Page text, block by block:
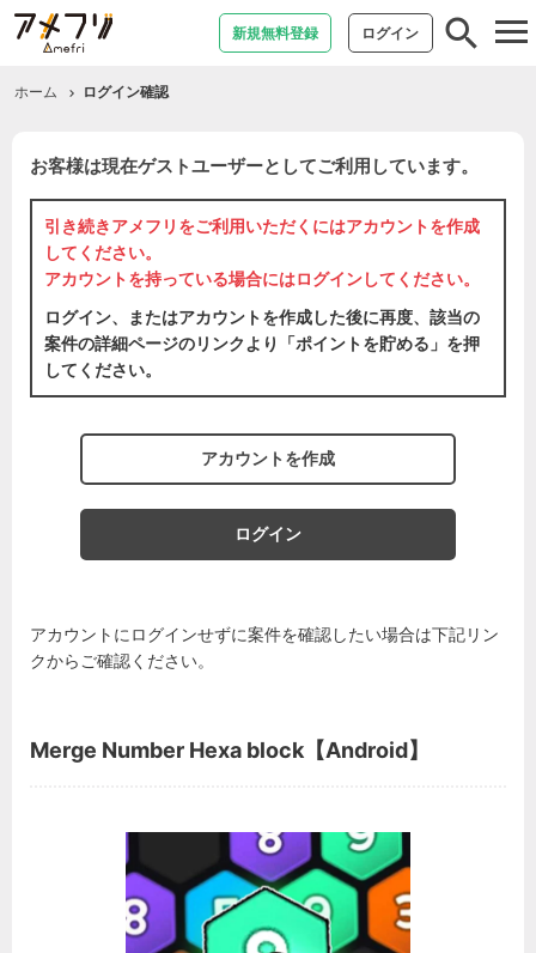
新規無料登録 ログイン
ホーム ログイン確認
お客様は現在ゲストユーザーとしてご利用しています。
引き続きアメフリをご利用いただくにはアカウントを作成
してください。
アカウントを持っている場合にはログインしてください。
ログイン、またはアカウントを作成した後に再度、該当の
案件の詳細ページのリンクより「ポイントを貯める」を押
してください。
アカウントを作成
ログイン
アカウントにログインせずに案件を確認したい場合は下記リン
クからご確認ください。
Merge Number Hexa block【Android】